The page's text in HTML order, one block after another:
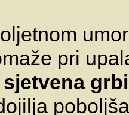
pri
sjetvena